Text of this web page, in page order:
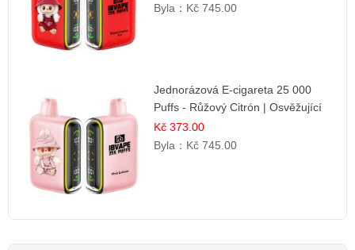
Byla： Kč 745.00
Jednorázová E-cigareta 25 000
Puffs - Růžový Citrón | Osvěžující
citrusová příchuť
Kč 373.00
Byla： Kč 745.00